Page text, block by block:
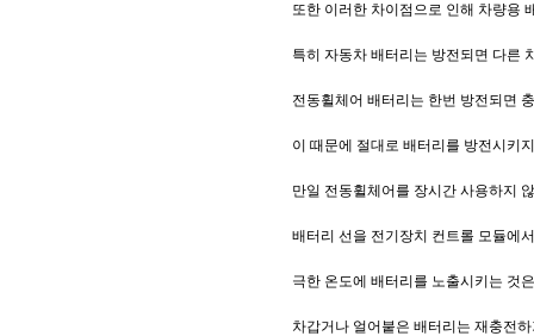
또한 이러한 차이점으로 인해 차량용
특히 자동차 배터리는 방전되면 다른
전동휠체어 배터리는 한번 방전되면
이 때문에 절대로 배터리를 방전시키
만일 전동휠체어를 장시간 사용하지
배터리 선을 전기장치 컨트롤 모듈에
극한 온도에 배터리를 노출시키는 것
차갑거나 얼어붙은 배터리는 재충전